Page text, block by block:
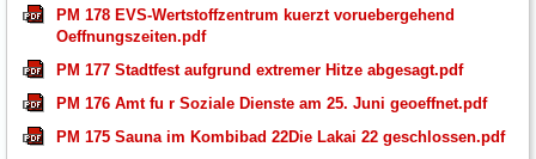
PM 178 EVS-Wertstoffzentrum kuerzt voruebergehend
Oeffnungszeiten.pdf
PM 177 Stadtfest aufgrund extremer Hitze abgesagt.pdf
PM 176 Amt fu r Soziale Dienste am 25. Juni geoeffnet.pdf
PM 175 Sauna im Kombibad 22Die Lakai 22 geschlossen.pdf